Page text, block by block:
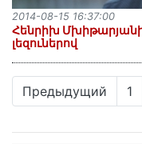
Հենրիխ Մխիթարյանի
լեզուներով
2014-08-15 16:37:00
Предыдущий 1